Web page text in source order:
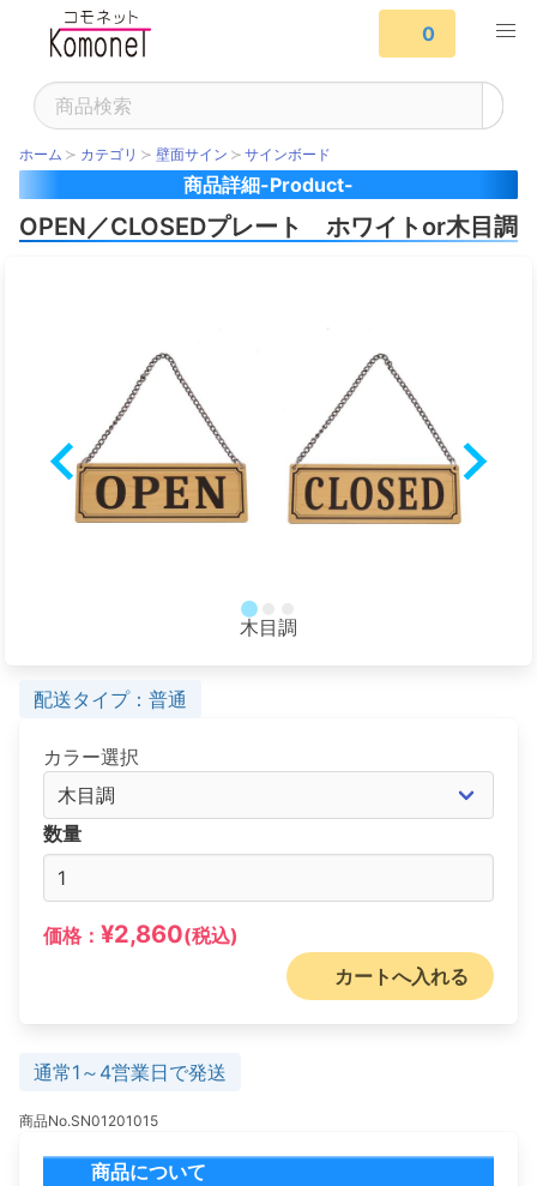
0
ホーム カテゴリ 壁面サイン サインボード
商品詳細-Product-
OPEN／CLOSEDプレート ホワイトor木目調
木目調
配送タイプ：普通
カラー選択
数量
価格： ¥2,860(税込)
カートへ入れる
通常1～4営業日で発送
商品No.SN01201015
商品について